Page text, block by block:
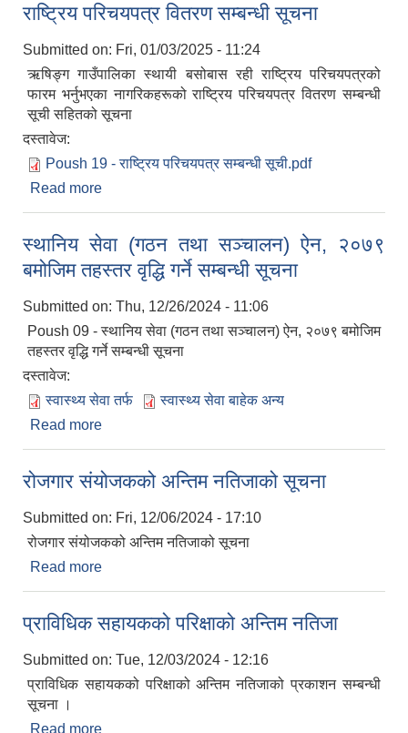
राष्ट्रिय परिचयपत्र वितरण सम्बन्धी सूचना
Submitted on: Fri, 01/03/2025 - 11:24
ऋषिङ्ग गाउँपालिका स्थायी बसोबास रही राष्ट्रिय परिचयपत्रको
फारम भर्नुभएका नागरिकहरूको राष्ट्रिय परिचयपत्र वितरण सम्बन्धी
सूची सहितको सूचना
दस्तावेज:
Poush 19 - राष्ट्रिय परिचयपत्र सम्बन्धी सूची.pdf
Read more
स्थानिय सेवा (गठन तथा सञ्चालन) ऐन, २०७९
बमोजिम तहस्तर वृद्धि गर्ने सम्बन्धी सूचना
Submitted on: Thu, 12/26/2024 - 11:06
Poush 09 - स्थानिय सेवा (गठन तथा सञ्चालन) ऐन, २०७९ बमोजिम
तहस्तर वृद्धि गर्ने सम्बन्धी सूचना
दस्तावेज:
स्वास्थ्य सेवा तर्फ
स्वास्थ्य सेवा बाहेक अन्य
Read more
रोजगार संयोजकको अन्तिम नतिजाको सूचना
Submitted on: Fri, 12/06/2024 - 17:10
रोजगार संयोजकको अन्तिम नतिजाको सूचना
Read more
प्राविधिक सहायकको परिक्षाको अन्तिम नतिजा
Submitted on: Tue, 12/03/2024 - 12:16
प्राविधिक सहायकको परिक्षाको अन्तिम नतिजाको प्रकाशन सम्बन्धी
सूचना ।
Read more